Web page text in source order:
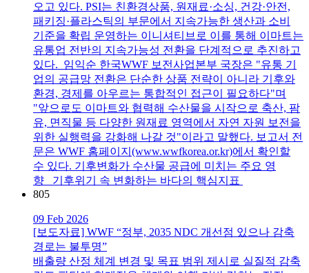
오고 있다. PSI는 친환경상품, 원재료·소싱, 건강·안전,
패키징·플라스틱의 부문에서 지속가능한 생산과 소비
기준을 확립 운영하는 이니셔티브로 이를 통해 이마트는
유통업 전반의 지속가능성 전환을 단계적으로 추진하고
있다. 임익순 한국WWF 보전사업본부 국장은 "유통 기
업의 공급망 전환은 단순한 상품 전략이 아니라 기후와
환경, 경제를 아우르는 통합적인 접근이 필요하다"며
"앞으로도 이마트와 협력해 수산물을 시작으로 축산, 팜
유, 면직물 등 다양한 원재료 영역에서 자연 자원 보전을
위한 실행력을 강화해 나갈 것"이라고 말했다. 보고서 전
문은 WWF 홈페이지(www.wwfkorea.or.kr)에서 확인할
수 있다. 기후변화가 수산물 공급에 미치는 주요 영
향 기후위기 속 변화하는 바다의 핵심지표
805
09 Feb 2026
[보도자료] WWF “정부, 2035 NDC 개선점 있으나 감축
경로는 불투명”
배출량 산정 체계 변경 및 목표 범위 제시로 실질적 감축